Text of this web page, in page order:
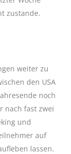
zustande.
weiter zu
den USA
noch
nach fast zwei
und
auf
lassen.